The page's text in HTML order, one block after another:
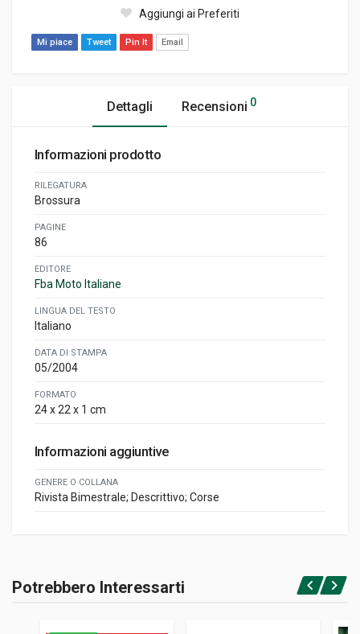
Aggiungi ai Preferiti
Mi piace Tweet Pin It Email
Dettagli Recensioni 0
Informazioni prodotto
RILEGATURA
Brossura
PAGINE
86
EDITORE
Fba Moto Italiane
LINGUA DEL TESTO
Italiano
DATA DI STAMPA
05/2004
FORMATO
24 x 22 x 1 cm
Informazioni aggiuntive
GENERE O COLLANA
Rivista Bimestrale; Descrittivo; Corse
Accedi o registrati
Potrebbero Interessarti